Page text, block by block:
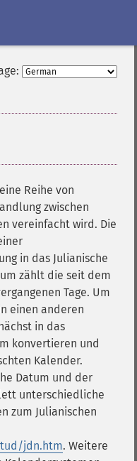
Reihe von
zwischen
vereinfacht wird. Die
in das Julianische
zählt die seit dem
Tage. Um
einen anderen
in das
konvertieren und
Kalender.
Datum und der
unterschiedliche
zum Julianischen
jdn.htm. Weitere